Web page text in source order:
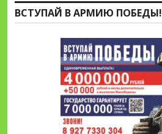
ВСТУПАЙ В АРМИЮ ПОБЕДЫ!